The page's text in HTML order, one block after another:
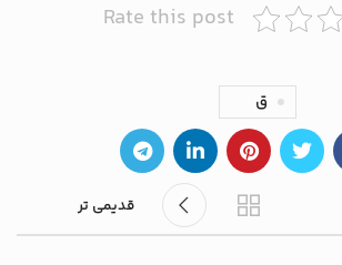
Rate this post
ق
قدیمی تر